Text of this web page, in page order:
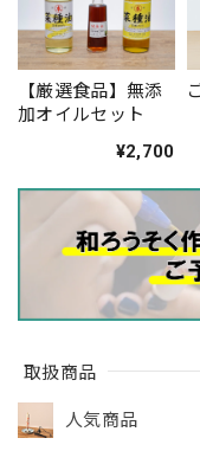
取扱商品
人気商品
【厳選食品】無添
加オイルセット
¥2,700